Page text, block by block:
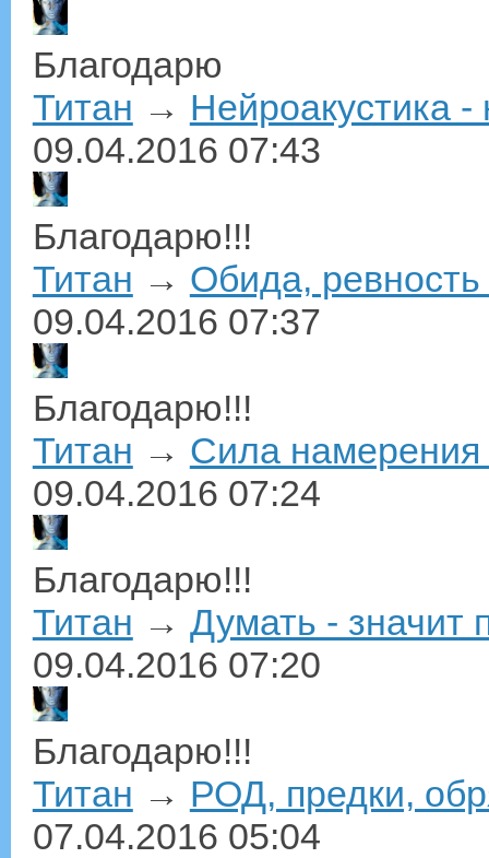
Благодарю
Титан → Нейроакустика -
09.04.2016 07:43
Благодарю!!!
Титан → Обида,
09.04.2016 07:37
Благодарю!!!
Титан → Сила
09.04.2016 07:24
Благодарю!!!
Титан → Думать - значит
09.04.2016 07:20
Благодарю!!!
Титан → РОД, предки,
07.04.2016 05:04